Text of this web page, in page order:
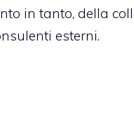
in tanto, della
esterni.